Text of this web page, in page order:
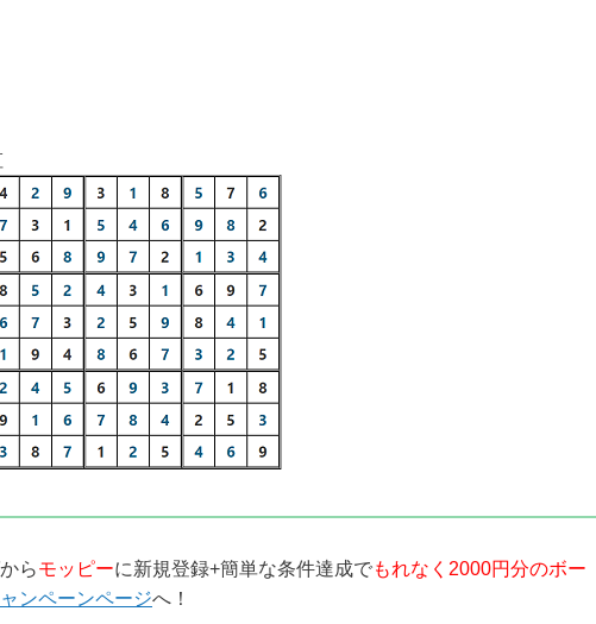
らモッピーに新規登録+簡単な条件達成でもれなく2000円分のボー
ンペーンページへ！